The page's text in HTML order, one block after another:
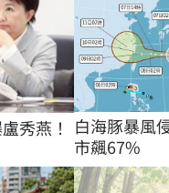
秀燕！
白海豚暴風
市飆67%